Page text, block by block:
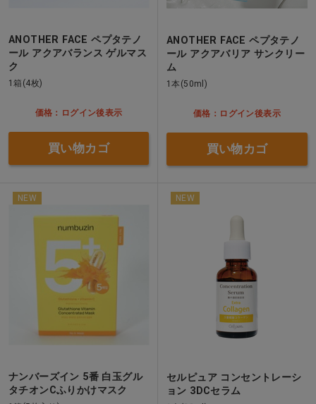
ANOTHER FACE ペプタテノ
ール アクアバランス ゲルマス
ク
1箱(4枚)
価格：ログイン後表示
買い物カゴ
ANOTHER FACE ペプタテノ
ール アクアバリア サンクリー
ム
1本(50ml)
価格：ログイン後表示
買い物カゴ
NEW
ナンバーズイン 5番 白玉グル
タチオンCふりかけマスク
NEW
セルピュア コンセントレーシ
ョン 3DCセラム